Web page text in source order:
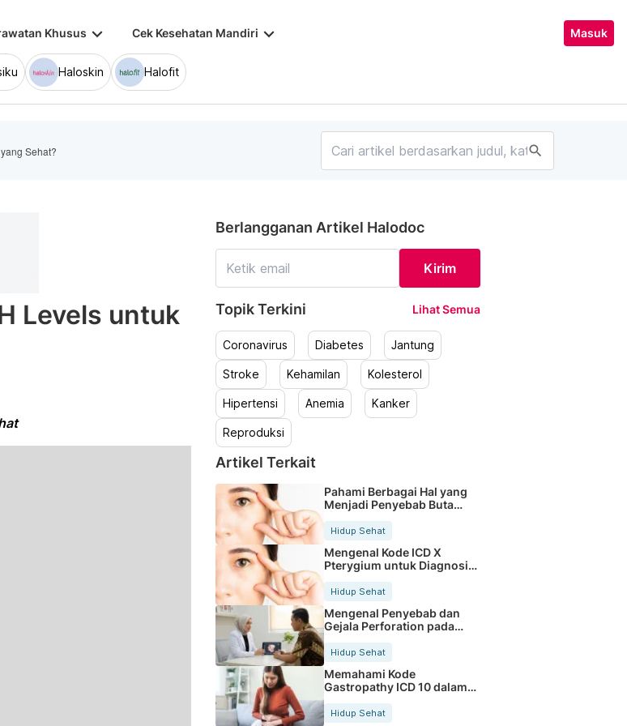
Khusus keyboard_arrow_down Cek Kesehatan Mandiri keyboard_arrow_down Masuk
Haloskin Halofit
Sehat? search
Levels untuk
Berlangganan Artikel Halodoc
Kirim
Topik Terkini Lihat Semua
Coronavirus Diabetes Jantung
Stroke Kehamilan Kolesterol
Hipertensi Anemia Kanker
Reproduksi
Artikel Terkait
Pahami Berbagai Hal yang
Menjadi Penyebab Buta
Hidup Sehat
Mengenal Kode ICD X
Pterygium untuk Diagnosis
Hidup Sehat
Mengenal Penyebab dan
Gejala Perforation pada
Tubuh
Hidup Sehat
Memahami Kode
Gastropathy ICD 10 dalam
Rekam Medis Pasien
Hidup Sehat